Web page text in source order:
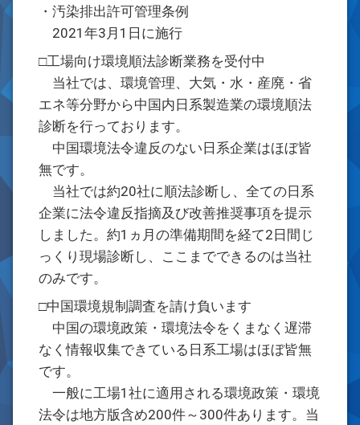
・汚染排出許可管理条例
2021年3月1日に施行
□工場向け環境順法診断業務を受付中
当社では、環境管理、大気・水・産廃・省
エネ等分野から中国内日系製造業の環境順法
診断を行っております。
中国環境法令違反のない日系企業はほぼ皆
無です。
当社では約20社に順法診断し、全ての日系
企業に法令違反指摘及び改善推奨事項を提示
しました。約1ヵ月の準備期間を経て2日間じ
っくり現場診断し、ここまでできるのは当社
のみです。
□中国環境規制調査を請け負います
中国の環境政策・環境法令をくまなく遅滞
なく情報収集できている日系工場はほぼ皆無
です。
一般に工場1社に適用される環境政策・環境
法令は地方版含め200件～300件あります。当